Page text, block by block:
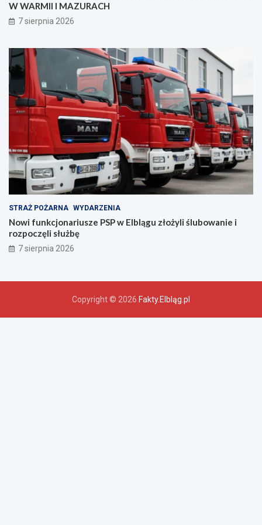
z
p
i
c
z
e
ń
s
t
w
a
n
i
W WARMII I MAZURACH
7 sierpnia 2026
STRAŻ POŻARNA WYDARZENIA
Nowi funkcjonariusze PSP w Elblągu złożyli ślubowanie i
rozpoczęli służbę
7 sierpnia 2026
Copyright © 2026 Fakty.Elbląg.pl